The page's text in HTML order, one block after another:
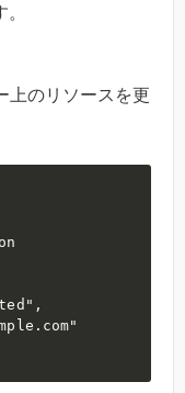
上のリソースを更